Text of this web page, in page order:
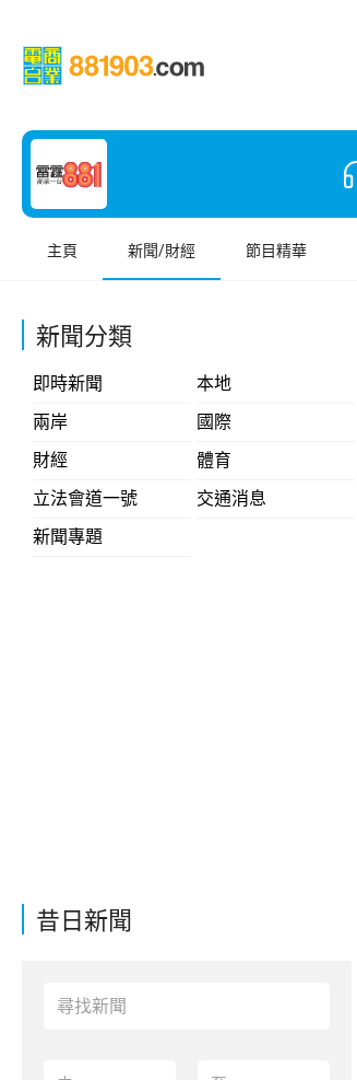
主頁 新聞/財經 節目精華
新聞分類
即時新聞
本地
兩岸
國際
財經
體育
立法會道一號
交通消息
新聞專題
昔日新聞